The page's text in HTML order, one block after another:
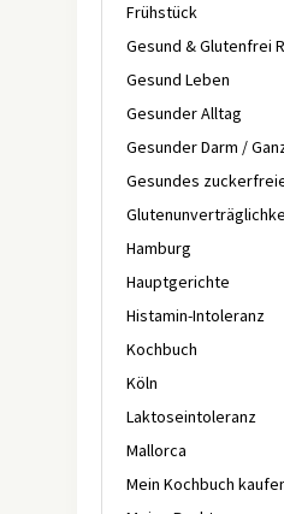
Frühstück
Gesund & Glutenfrei
Gesund Leben
Gesunder Alltag
Gesunder Darm /
Gesundes
Hamburg
Hauptgerichte
Histamin-Intoleranz
Kochbuch
Köln
Laktoseintoleranz
Mallorca
Mein Kochbuch